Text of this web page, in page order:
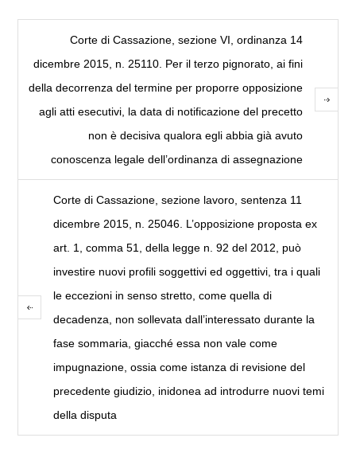
Corte di Cassazione, sezione VI, ordinanza 14
dicembre 2015, n. 25110. Per il terzo pignorato, ai fini
della decorrenza del termine per proporre opposizione
agli atti esecutivi, la data di notificazione del precetto
non è decisiva qualora egli abbia già avuto
conoscenza legale dell’ordinanza di assegnazione
Corte di Cassazione, sezione lavoro, sentenza 11
dicembre 2015, n. 25046. L’opposizione proposta ex
art. 1, comma 51, della legge n. 92 del 2012, può
investire nuovi profili soggettivi ed oggettivi, tra i quali
le eccezioni in senso stretto, come quella di
decadenza, non sollevata dall’interessato durante la
fase sommaria, giacché essa non vale come
impugnazione, ossia come istanza di revisione del
precedente giudizio, inidonea ad introdurre nuovi temi
della disputa